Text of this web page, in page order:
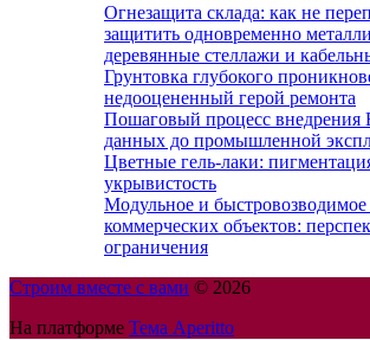
Огнезащита склада: как не
защитить одновременно
деревянные стеллажи и
Грунтовка глубокого
недооцененный герой ремонта
Пошаговый процесс внедрения
данных до промышленной
Цветные гель-лаки:
укрывистость
Модульное и быстровозводимое
коммерческих объектов:
ограничения
Строим вместе с вами © 2026
На платформе Тема Aperitto